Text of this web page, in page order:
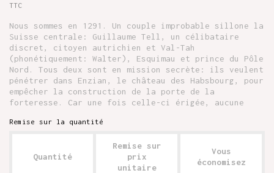
TTC
Nous sommes en 1291. Un couple improbable sillone la
Suisse centrale: Guillaume Tell, un célibataire
discret, citoyen autrichien et Val-Tah
(phonétiquement: Walter), Esquimau et prince du Pôle
Nord. Tous deux sont en mission secrète: ils veulent
pénétrer dans Enzian, le château des Habsbourg, pour
empêcher la construction de la porte de la
forteresse. Car une fois celle-ci érigée, aucune
Remise sur la quantité
Quantité
Remise sur
prix
unitaire
Vous
économisez